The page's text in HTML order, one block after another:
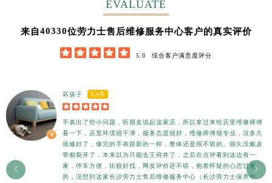
EVALUATE
来自56300位劳力士售后维修服务中心客户的真实评价
     5.0 综合客户满意度评分
坏孩子 Lv6
    
手表出了些小问题，听朋友说起这家店，所以拿过来给店里维修师傅
看一下，店里环境很干净，服务态度很好，维修师傅很专业，没多久
就修好了，修完的手表跟新的一样，整体还是很不错的。很久没戴皮
带都裂开了，本来以为只能去王府井了，之后在点评看到这边有一
家，停车方便，比较好找，网友评价还不错，抱着怀疑的心态过来
的，没想到这家长沙劳力士售后维修服务中心（长沙劳力士保养中

